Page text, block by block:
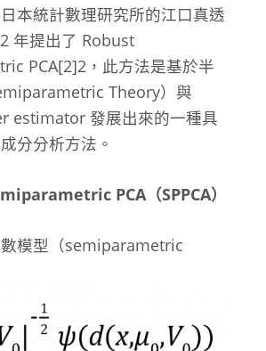
本統計數理研究所的江口真透
年提出了 Robust
PCA[2]2 ，此方法是基於半
Theory）與
estimator 發展出來的一種具
分分析方法。
PCA（SPPCA）
模型（semiparametric